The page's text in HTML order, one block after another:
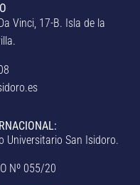
Vinci, 17-B. Isla de la
Universitario San Isidoro.
Nº 055/20